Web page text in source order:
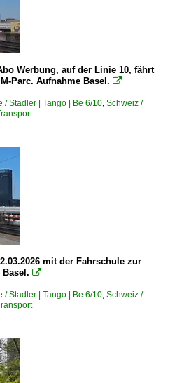
Werbung, auf der Linie 10, fährt
Parc. Aufnahme Basel. 
Stadler | Tango | Be 6/10, Schweiz /
mit der Fahrschule zur
Basel. 
Stadler | Tango | Be 6/10, Schweiz /